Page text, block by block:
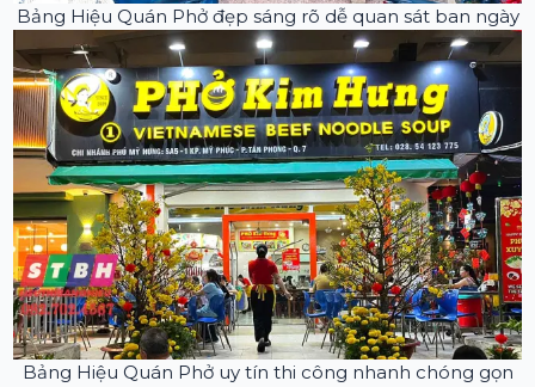
Bảng Hiệu Quán Phở đẹp sáng rõ dễ quan sát ban ngày
Bảng Hiệu Quán Phở uy tín thi công nhanh chóng gọn